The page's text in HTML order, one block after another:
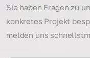
Sie haben Fragen zu
konkretes Projekt
melden uns